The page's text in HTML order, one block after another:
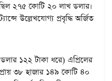
২৭৫ কোটি ২০ লাখ ডলার।
উল্লেখযোগ্য প্রবৃদ্ধি অর্জিত
১২২ টাকা ধরে) এপ্রিলের
৩৮ হাজার ১৪৯ কোটি ৪০